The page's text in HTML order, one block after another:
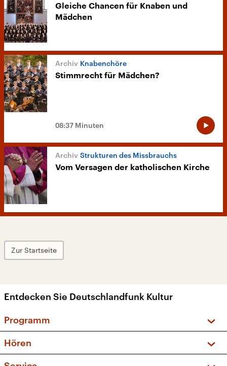
Gleiche Chancen für Knaben und
Mädchen
Knabenchöre
Stimmrecht für Mädchen?
08:37 Minuten
Strukturen des Missbrauchs
Vom Versagen der katholischen Kirche
Zur Startseite
Entdecken Sie Deutschlandfunk Kultur
Programm
Sendungen und Podcasts
Hören